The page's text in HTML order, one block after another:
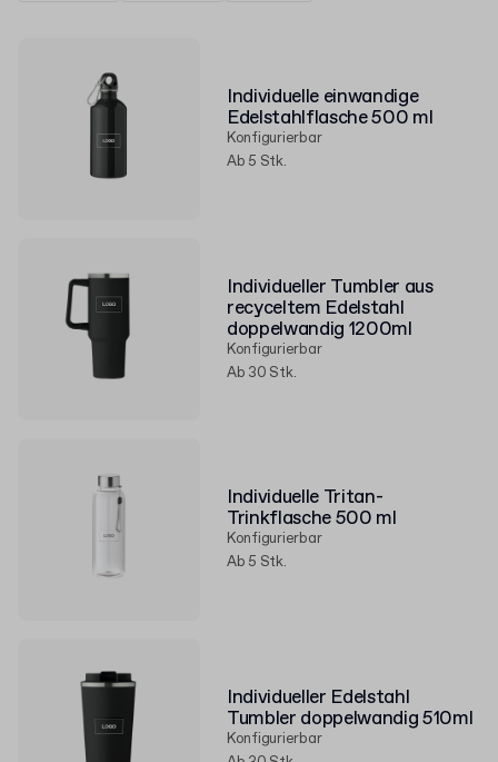
Individuelle einwandige
Edelstahlflasche 500 ml
Konfigurierbar
Ab 5 Stk.
Individueller Tumbler aus
recyceltem Edelstahl
doppelwandig 1200ml
Konfigurierbar
Ab 30 Stk.
Individuelle Tritan-
Trinkflasche 500 ml
Konfigurierbar
Ab 5 Stk.
Individueller Edelstahl
Tumbler doppelwandig 510ml
Konfigurierbar